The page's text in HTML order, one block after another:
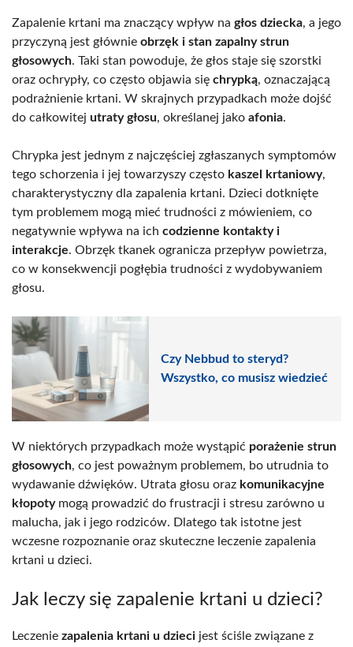
Zapalenie krtani ma znaczący wpływ na głos dziecka, a jego
przyczyną jest głównie obrzęk i stan zapalny strun
głosowych. Taki stan powoduje, że głos staje się szorstki
oraz ochrypły, co często objawia się chrypką, oznaczającą
podrażnienie krtani. W skrajnych przypadkach może dojść
do całkowitej utraty głosu, określanej jako afonia.
Chrypka jest jednym z najczęściej zgłaszanych symptomów
tego schorzenia i jej towarzyszy często kaszel krtaniowy,
charakterystyczny dla zapalenia krtani. Dzieci dotknięte
tym problemem mogą mieć trudności z mówieniem, co
negatywnie wpływa na ich codzienne kontakty i
interakcje. Obrzęk tkanek ogranicza przepływ powietrza,
co w konsekwencji pogłębia trudności z wydobywaniem
głosu.
Czy Nebbud to steryd?
Wszystko, co musisz wiedzieć
W niektórych przypadkach może wystąpić porażenie strun
głosowych, co jest poważnym problemem, bo utrudnia to
wydawanie dźwięków. Utrata głosu oraz komunikacyjne
kłopotymogą prowadzić do frustracji i stresu zarówno u
malucha, jak i jego rodziców. Dlatego tak istotne jest
wczesne rozpoznanie oraz skuteczne leczenie zapalenia
krtani u dzieci.
Jak leczy się zapalenie krtani u dzieci?
Leczenie zapalenia krtani u dzieci jest ściśle związane z